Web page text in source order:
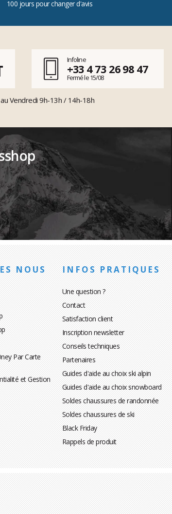
100 jours pour changer d'avis
Infoline
+33 4 73 26 98 47
Fermé le 15/08
Vendredi 9h-13h / 14h-18h
NOUS
Par Carte
et Gestion
INFOS PRATIQUES
Une question ?
Contact
Satisfaction client
Inscription newsletter
Conseils techniques
Partenaires
Guides d'aide au choix ski alpin
Guides d'aide au choix snowboard
Soldes chaussures de randonnée
Soldes chaussures de ski
Black Friday
Rappels de produit